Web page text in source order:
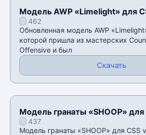
Модель AWP «Limelight» для
462
Обновленная модель AWP
которой пришла из мастерских
Offensive и был
Скачать
Модель гранаты «SHOOP» для
437
Модель гранаты «SHOOP» для CSS